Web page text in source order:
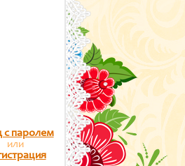
с паролем
или